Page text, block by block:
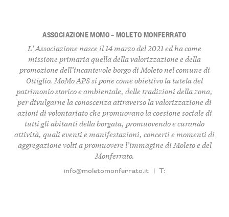
ASSOCIAZIONE MOMO – MOLETO MONFERRATO
L' Associazione nasce il 14 marzo del 2021 ed ha come
missione primaria quella della valorizzazione e della
promozione dell’incantevole borgo di Moleto nel comune di
Ottiglio. MoMo APS si pone come obiettivo la tutela del
patrimonio storico e ambientale, delle tradizioni della zona,
per divulgarne la conoscenza attraverso la valorizzazione di
azioni di volontariato che promuovano la coesione sociale di
tutti gli abitanti della borgata, promuovendo e curando
attività, quali eventi e manifestazioni, concerti e momenti di
aggregazione volti a promuovere l’immagine di Moleto e del
Monferrato.
info@moletomonferrato.it | T: